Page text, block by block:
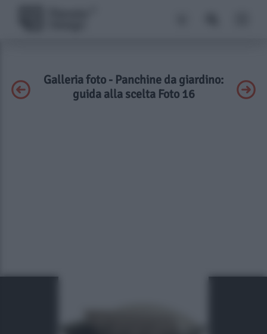
Galleria foto - Panchine da giardino:
guida alla scelta Foto 16